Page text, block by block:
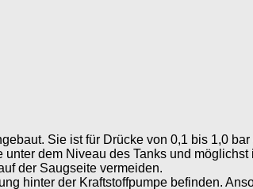
Sie ist für Drücke von 0,1 bis 1,0 bar
dem Niveau des Tanks und
der Saugseite vermeiden.
hinter der Kraftstoffpumpe befinden.